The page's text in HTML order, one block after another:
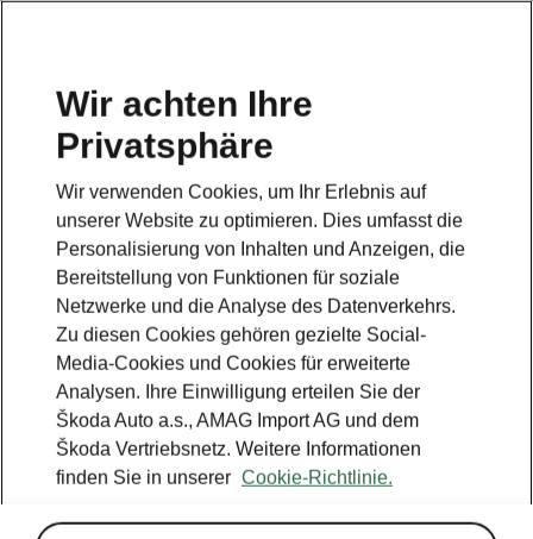
Wir achten Ihre
Privatsphäre
Wir verwenden Cookies, um Ihr Erlebnis auf
unserer Website zu optimieren. Dies umfasst die
Personalisierung von Inhalten und Anzeigen, die
Bereitstellung von Funktionen für soziale
Netzwerke und die Analyse des Datenverkehrs.
Zu diesen Cookies gehören gezielte Social-
Media-Cookies und Cookies für erweiterte
Analysen. Ihre Einwilligung erteilen Sie der
Škoda Auto a.s., AMAG Import AG und dem
Škoda Vertriebsnetz. Weitere Informationen
finden Sie in unserer Cookie-Richtlinie.